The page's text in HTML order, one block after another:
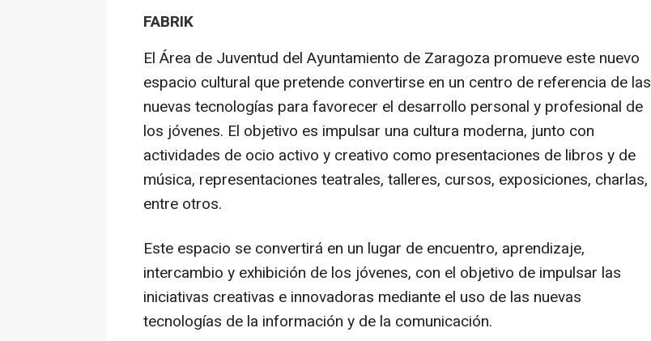
FABRIK
El Área de Juventud del Ayuntamiento de Zaragoza promueve este nuevo
espacio cultural que pretende convertirse en un centro de referencia de las
nuevas tecnologías para favorecer el desarrollo personal y profesional de
los jóvenes. El objetivo es impulsar una cultura moderna, junto con
actividades de ocio activo y creativo como presentaciones de libros y de
música, representaciones teatrales, talleres, cursos, exposiciones, charlas,
entre otros.
Este espacio se convertirá en un lugar de encuentro, aprendizaje,
intercambio y exhibición de los jóvenes, con el objetivo de impulsar las
iniciativas creativas e innovadoras mediante el uso de las nuevas
tecnologías de la información y de la comunicación.